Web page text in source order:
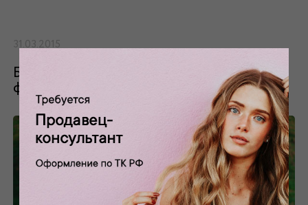
31.03.2015
Буйство красок, разнообразие
фасонов плюс летнее настроение